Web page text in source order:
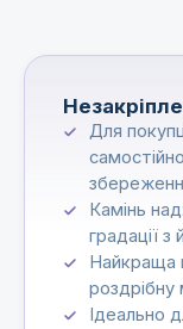
Для
Камінь
градації з
Найкраща
Ідеально